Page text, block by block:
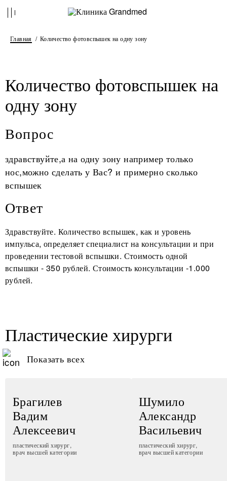
Главная Количество фотовспышек на одну зону
Количество фотовспышек на
одну зону
Вопрос
здравствуйте,а на одну зону например только
нос,можно сделать у Вас? и примерно сколько
вспышек
Ответ
Здравствуйте. Количество вспышек, как и уровень
импульса, определяет специалист на консультации и при
проведении тестовой вспышки. Стоимость одной
вспышки - 350 рублей. Стоимость консультации -1.000
рублей.
Пластические хирурги
Показать всех
Брагилев
Вадим
Алексеевич
пластический хирург,
врач высшей категории
Шумило
Александр
Васильевич
пластический хирург,
врач высшей категории